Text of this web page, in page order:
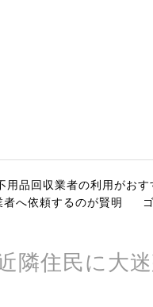
用品回収業者の利用がおす
者へ依頼するのが賢明
隣住民に大